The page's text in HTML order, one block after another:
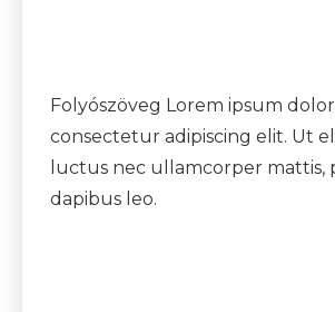
Folyószöveg Lorem ipsum
consectetur adipiscing elit. Ut
luctus nec ullamcorper mattis,
dapibus leo.